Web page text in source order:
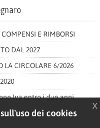
E RIMBORSI
DAL 2027
LA CIRCOLARE 6/2026
Iva entro i due anni
dei cookies
x